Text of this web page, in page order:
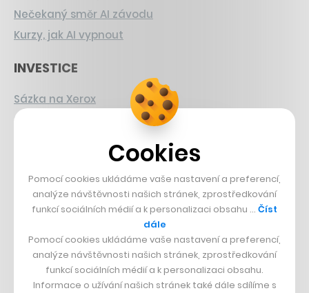
Nečekaný směr AI závodu
Kurzy, jak AI vypnout
INVESTICE
Sázka na Xerox
Strnad v Pirelli
PŘÍBĚHY Z GASTRA
Boční projekt, co se zvrtnul
Francouzský šéfkuchař na Šumavě
Dva golfisti, co pečou
DESIGN
Cookies
Pomocí cookies ukládáme vaše nastavení a preferencí,
analýze návštěvnosti našich stránek, zprostředkování
funkcí sociálních médií a k personalizaci obsahu … Číst
dále
Pomocí cookies ukládáme vaše nastavení a preferencí,
analýze návštěvnosti našich stránek, zprostředkování
funkcí sociálních médií a k personalizaci obsahu.
Informace o užívání našich stránek také dále sdílíme s